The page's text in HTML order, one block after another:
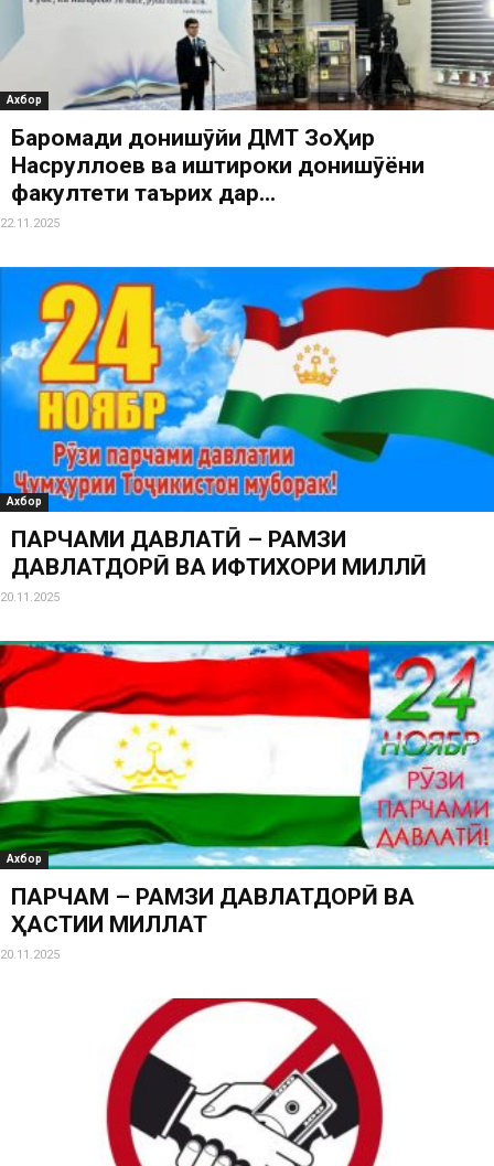
Ахбор
Баромади донишҷӯйи ДМТ ЗоҲир
Насруллоев ва иштироки донишҷӯёни
факултети таърих дар...
22.11.2025
Ахбор
ПАРЧАМИ ДАВЛАТӢ – РАМЗИ
ДАВЛАТДОРӢ ВА ИФТИХОРИ МИЛЛӢ
20.11.2025
Ахбор
ПАРЧАМ – РАМЗИ ДАВЛАТДОРӢ ВА
ҲАСТИИ МИЛЛАТ
20.11.2025